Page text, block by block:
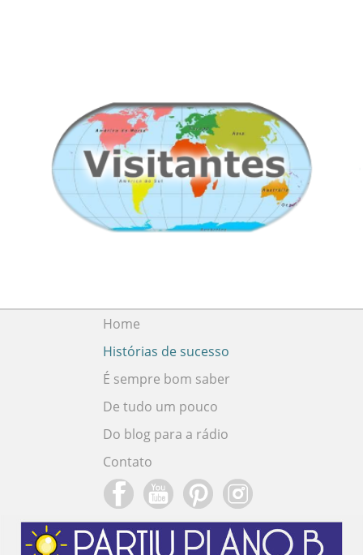
Home
Histórias de sucesso
É sempre bom saber
De tudo um pouco
Do blog para a rádio
Contato